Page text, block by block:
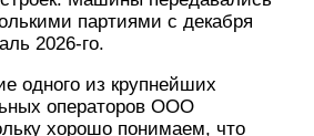
партиями с декабря
2026-го.
одного из крупнейших
операторов ООО
хорошо понимаем, что